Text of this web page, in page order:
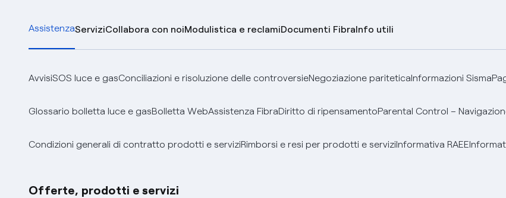
AssistenzaServiziCollabora con noiModulistica e reclamiDocumenti FibraInfo utili
AvvisiSOS luce e gasConciliazioni e risoluzione delle controversieNegoziazione pariteticaInformazioni Sisma
Glossario bolletta luce e gasBolletta WebAssistenza FibraDiritto di ripensamentoParental Control –
Condizioni generali di contratto prodotti e serviziRimborsi e resi per prodotti e serviziInformativa RAEE
Offerte, prodotti e servizi